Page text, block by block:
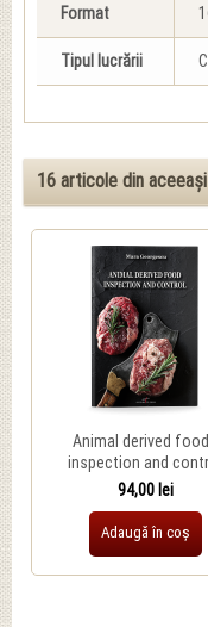
Format
Tipul lucrării
16 articole din
Animal derived
inspection and
94,00 lei
Adaugă în coș